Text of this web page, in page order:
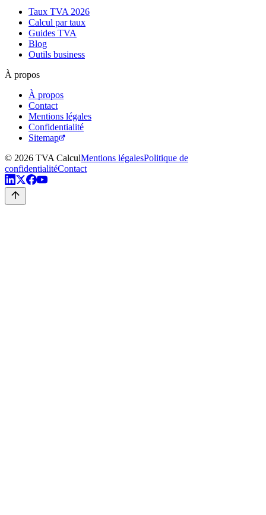
Taux TVA 2026
Calcul par taux
Guides TVA
Blog
Outils business
À propos
À propos
Contact
Mentions légales
Confidentialité
Sitemap
© 2026 TVA CalculMentions légalesPolitique de
confidentialitéContact